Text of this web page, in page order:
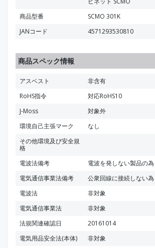
商品型番
SCMO 301K
JANコード
4571293530810
商品スペック情報
アスベスト
非含有
RoHS指令
対応RoHS10
J-Moss
対象外
環境自己主張マーク
なし
その他環境及び安全規
格
電波法備考
電波を発しない製品の為
電気通信事業法備考
公衆回線に接続しない為
電波法
非対象
電気通信事業法
非対象
法規関連確認日
20161014
電気用品安全法(本体)
非対象